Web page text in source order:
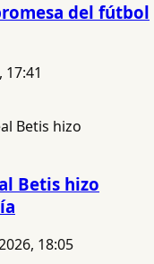
del fútbol
Betis hizo
18:05